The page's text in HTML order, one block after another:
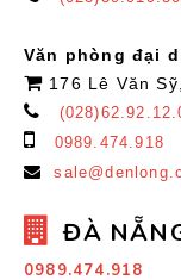
Văn phòng đại
176 Lê Văn
0989.474.918
ĐÀ
0989.474.918